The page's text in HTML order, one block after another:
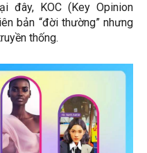
đây, KOC (Key Opinion
bản “đời thường” nhưng
thống.